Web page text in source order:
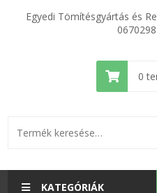
Egyedi Tömítésgyártás és
0
KATEGÓRIÁK